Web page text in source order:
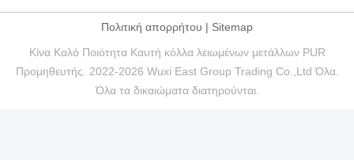
Πολιτική απορρήτου | Sitemap
Κίνα Καλό Ποιότητα Καυτή κόλλα λειωμένων μετάλλων PUR
Προμηθευτής. 2022-2026 Wuxi East Group Trading Co.,Ltd Όλα.
Όλα τα δικαιώματα διατηρούνται.